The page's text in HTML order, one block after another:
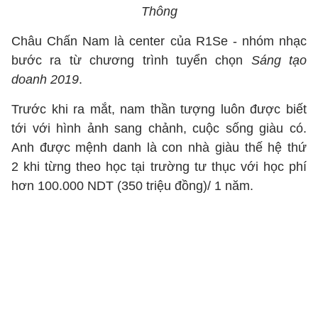
Thông
Châu Chấn Nam là center của R1Se - nhóm nhạc
bước ra từ chương trình tuyển chọn Sáng tạo
doanh 2019.
Trước khi ra mắt, nam thần tượng luôn được biết
tới với hình ảnh sang chảnh, cuộc sống giàu có.
Anh được mệnh danh là con nhà giàu thế hệ thứ
2 khi từng theo học tại trường tư thục với học phí
hơn 100.000 NDT (350 triệu đồng)/ 1 năm.